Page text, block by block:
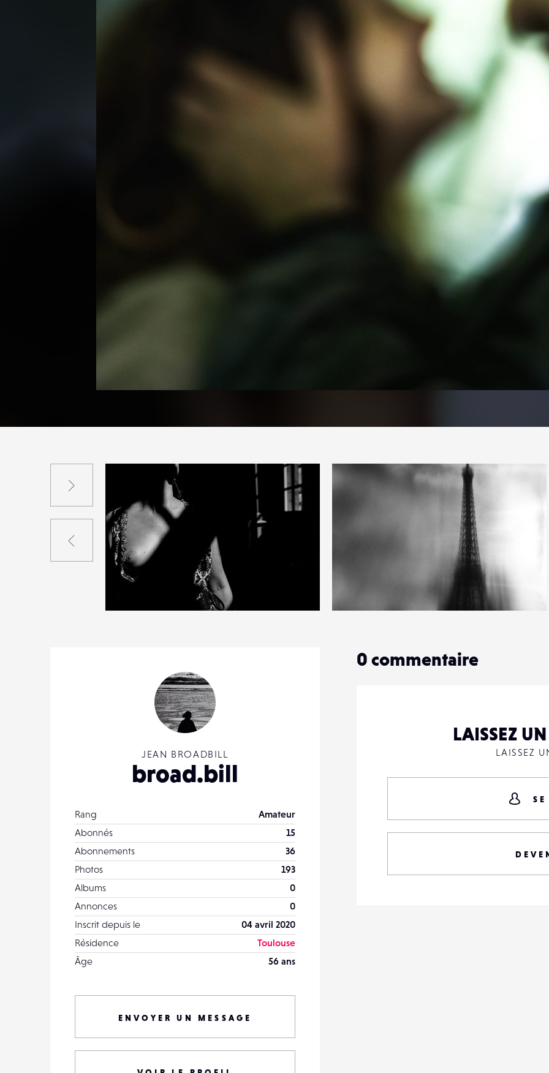
53 37
Précédent
JEAN BROADBILL
broad.bill
Rang
Amateur
Abonnés
15
Abonnements
36
Photos
193
Albums
0
Annonces
0
Inscrit depuis le
04 avril 2020
Résidence
Toulouse
Âge
56 ans
ENVOYER UN MESSAGE
0 commentaire
LAISSEZ
LAISSEZ